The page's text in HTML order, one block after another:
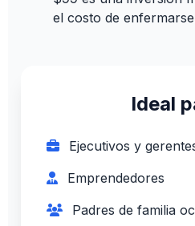
el costo de
Ideal
Ejecutivos y
Emprendedores
Padres de familia